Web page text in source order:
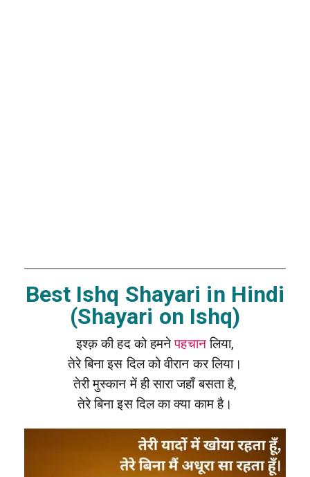
Best Ishq Shayari in Hindi
(Shayari on Ishq)
इश्क़ की हद को हमनेपहचानलिया,
तेरे बिना इस दिल को वीरान कर लिया।
तेरी मुस्कान में ही सारा जहाँ बसता है,
तेरे बिना इस दिल का क्या काम है।